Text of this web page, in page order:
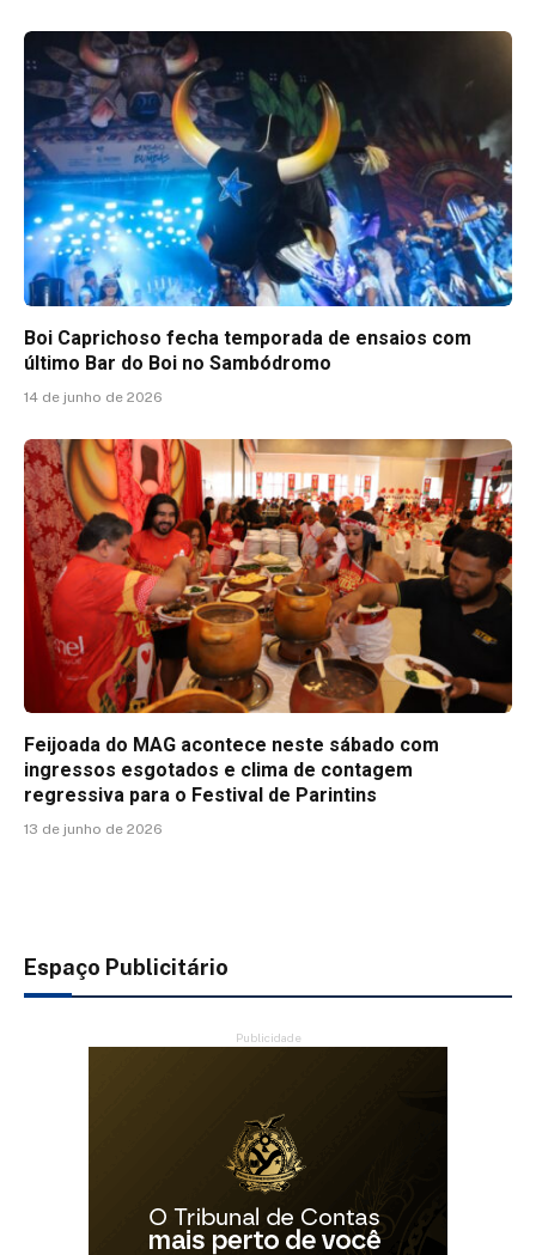
Boi Caprichoso fecha temporada de ensaios com
último Bar do Boi no Sambódromo
14 de junho de 2026
Feijoada do MAG acontece neste sábado com
ingressos esgotados e clima de contagem
regressiva para o Festival de Parintins
13 de junho de 2026
Espaço Publicitário
Publicidade